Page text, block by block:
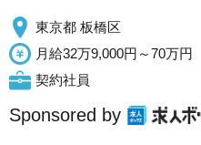
東京都 板橋区
月給32万9,000円～70万円
契約社員
Sponsored by